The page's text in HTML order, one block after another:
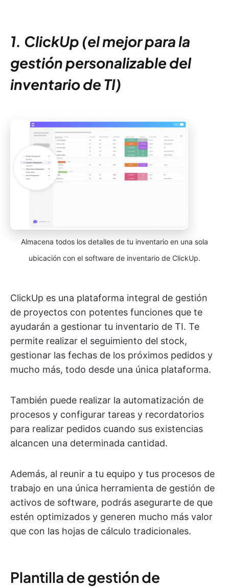
1. ClickUp (el mejor para la
gestión personalizable del
inventario de TI)
Almacena todos los detalles de tu inventario en una sola
ubicación con el software de inventario de ClickUp.
ClickUp es una plataforma integral de gestión
de proyectos con potentes funciones que te
ayudarán a gestionar tu inventario de TI. Te
permite realizar el seguimiento del stock,
gestionar las fechas de los próximos pedidos y
mucho más, todo desde una única plataforma.
También puede realizar la automatización de
procesos y configurar tareas y recordatorios
para realizar pedidos cuando sus existencias
alcancen una determinada cantidad.
Además, al reunir a tu equipo y tus procesos de
trabajo en una única herramienta de gestión de
activos de software, podrás asegurarte de que
estén optimizados y generen mucho más valor
que con las hojas de cálculo tradicionales.
Plantilla de gestión de